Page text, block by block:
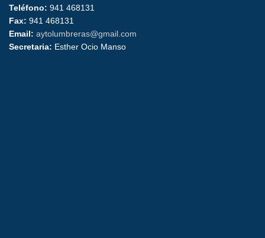
Teléfono: 941 468131
Fax: 941 468131
Email: aytolumbreras@gmail.com
Secretaria: Esther Ocio Manso